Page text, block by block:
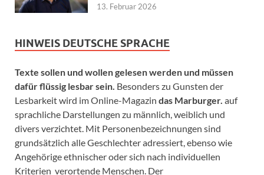
13. Februar 2026
HINWEIS DEUTSCHE SPRACHE
Texte sollen und wollen gelesen werden und müssen
dafür flüssig lesbar sein. Besonders zu Gunsten der
Lesbarkeit wird im Online-Magazin das Marburger. auf
sprachliche Darstellungen zu männlich, weiblich und
divers verzichtet. Mit Personenbezeichnungen sind
grundsätzlich alle Geschlechter adressiert, ebenso wie
Angehörige ethnischer oder sich nach individuellen
Kriterien verortende Menschen. Der